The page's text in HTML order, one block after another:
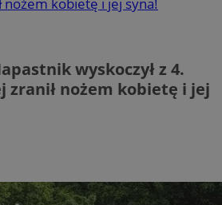
nożem kobietę i jej syna!
wyskoczył z 4.
zranił nożem kobietę i jej